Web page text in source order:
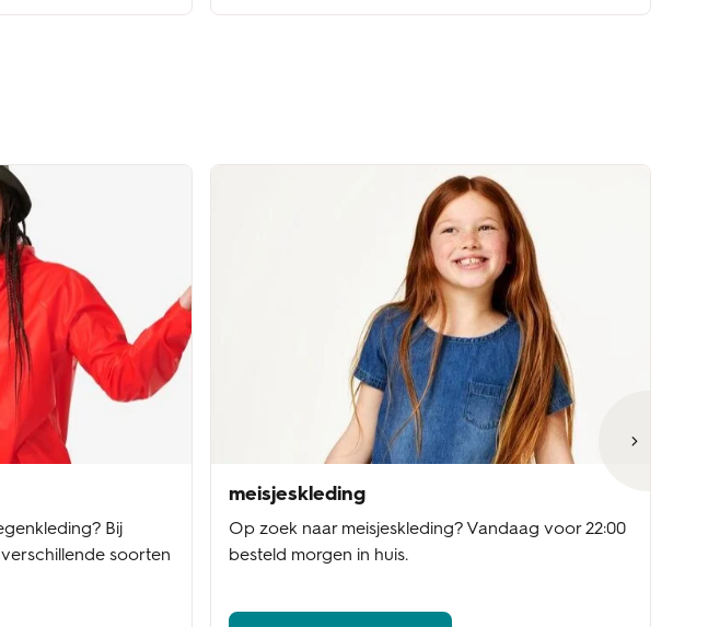
Bij
soorten
meisjeskleding
Op zoek naar meisjeskleding? Vandaag voor 22:00
besteld morgen in huis.